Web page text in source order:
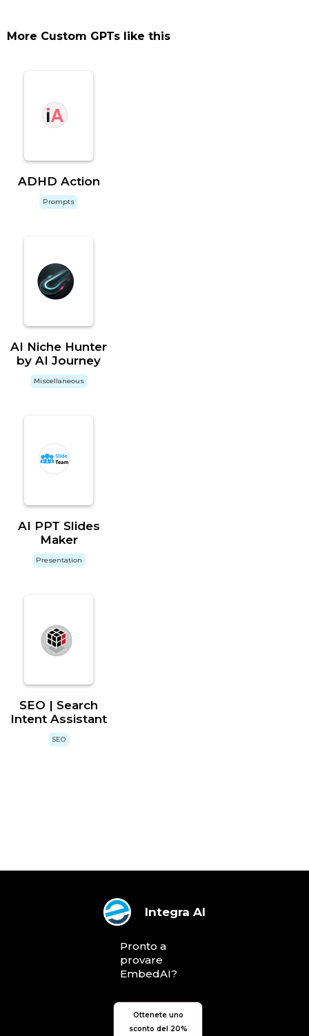
More Custom GPTs like this
ADHD Action
Prompts
AI Niche Hunter
by AI Journey
Miscellaneous
AI PPT Slides
Maker
Presentation
SEO | Search
Intent Assistant
SEO
Integra AI
Pronto a
provare
EmbedAI?
Ottenete uno
sconto del 20%